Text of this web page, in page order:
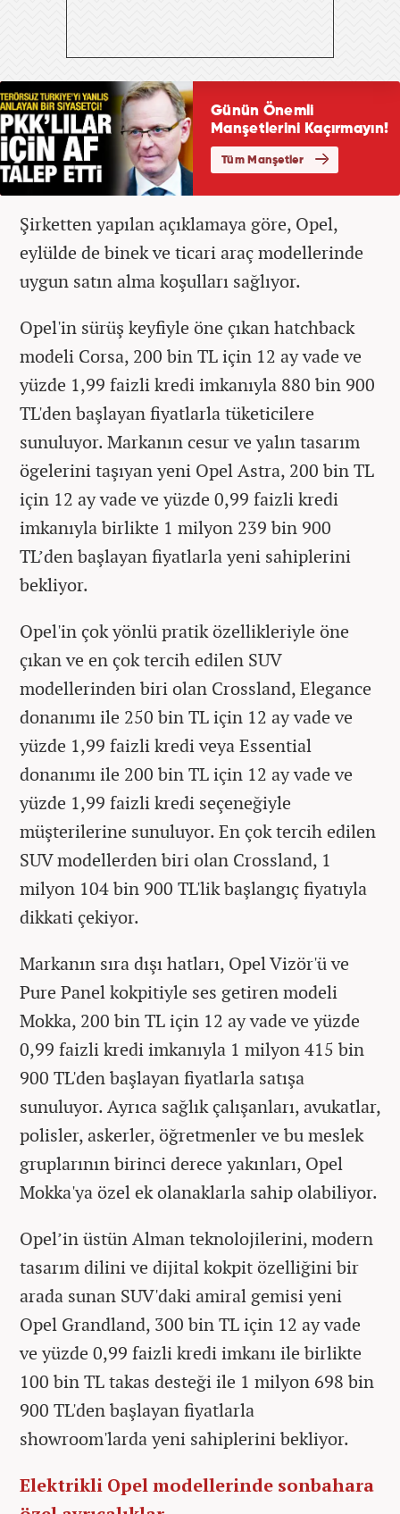
Şirketten yapılan açıklamaya göre, Opel,
eylülde de binek ve ticari araç modellerinde
uygun satın alma koşulları sağlıyor.
Opel'in sürüş keyfiyle öne çıkan hatchback
modeli Corsa, 200 bin TL için 12 ay vade ve
yüzde 1,99 faizli kredi imkanıyla 880 bin 900
TL'den başlayan fiyatlarla tüketicilere
sunuluyor. Markanın cesur ve yalın tasarım
ögelerini taşıyan yeni Opel Astra, 200 bin TL
için 12 ay vade ve yüzde 0,99 faizli kredi
imkanıyla birlikte 1 milyon 239 bin 900
TL’den başlayan fiyatlarla yeni sahiplerini
bekliyor.
Opel'in çok yönlü pratik özellikleriyle öne
çıkan ve en çok tercih edilen SUV
modellerinden biri olan Crossland, Elegance
donanımı ile 250 bin TL için 12 ay vade ve
yüzde 1,99 faizli kredi veya Essential
donanımı ile 200 bin TL için 12 ay vade ve
yüzde 1,99 faizli kredi seçeneğiyle
müşterilerine sunuluyor. En çok tercih edilen
SUV modellerden biri olan Crossland, 1
milyon 104 bin 900 TL'lik başlangıç fiyatıyla
dikkati çekiyor.
Markanın sıra dışı hatları, Opel Vizör'ü ve
Pure Panel kokpitiyle ses getiren modeli
Mokka, 200 bin TL için 12 ay vade ve yüzde
0,99 faizli kredi imkanıyla 1 milyon 415 bin
900 TL'den başlayan fiyatlarla satışa
sunuluyor. Ayrıca sağlık çalışanları, avukatlar,
polisler, askerler, öğretmenler ve bu meslek
gruplarının birinci derece yakınları, Opel
Mokka'ya özel ek olanaklarla sahip olabiliyor.
Opel’in üstün Alman teknolojilerini, modern
tasarım dilini ve dijital kokpit özelliğini bir
arada sunan SUV'daki amiral gemisi yeni
Opel Grandland, 300 bin TL için 12 ay vade
ve yüzde 0,99 faizli kredi imkanı ile birlikte
100 bin TL takas desteği ile 1 milyon 698 bin
900 TL'den başlayan fiyatlarla
showroom'larda yeni sahiplerini bekliyor.
Elektrikli Opel modellerinde sonbahara